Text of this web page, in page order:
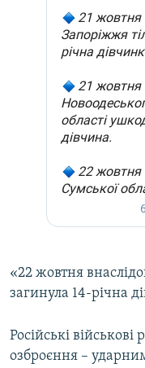
«22 жовтня
загинула 14-річна
Російські військові
озброєння –